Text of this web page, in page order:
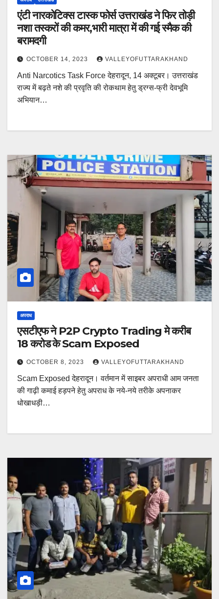
एंटी नारकोटिक्स टास्क फोर्स उत्तराखंड ने फिर तोड़ी
नशा तस्करों की कमर,भारी मात्रा में की गई स्मैक की
बरामदगी
OCTOBER 14, 2023 VALLEYOFUTTARAKHAND
Anti Narcotics Task Force देहरादून, 14 अक्टूबर। उत्तराखंड
राज्य में बढ़ते नशे की प्रवृति की रोकथाम हेतु ड्रग्स-फ्री देवभूमि
अभियान…
अपराध
एसटीएफ ने P2P Crypto Trading मे करीब
18 करोड के Scam Exposed
OCTOBER 8, 2023 VALLEYOFUTTARAKHAND
Scam Exposed देहरादून। वर्तमान में साइबर अपराधी आम जनता
की गाढ़ी कमाई हड़पने हेतु अपराध के नये-नये तरीके अपनाकर
धोखाधड़ी…